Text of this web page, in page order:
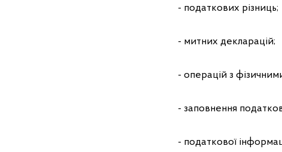
- податкових різниць;
- митних декларацій;
- операцій з
- заповнення
- податкової